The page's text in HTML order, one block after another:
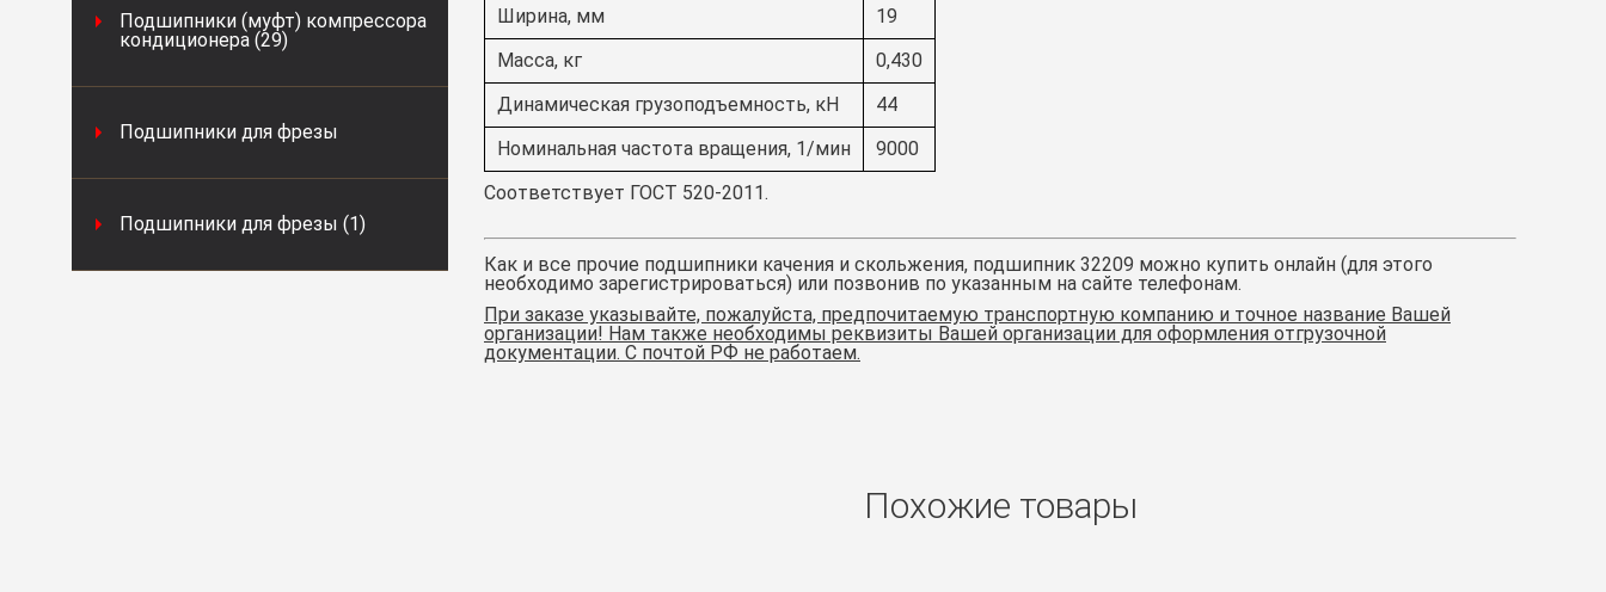
Подшипники (муфт) компрессора
кондиционера (29)
Подшипники для фрезы
Подшипники для фрезы (1)
Ширина, мм
19
Масса, кг
0,430
Динамическая грузоподъемность, кН
44
Номинальная частота вращения, 1/мин
9000
Соответствует ГОСТ 520-2011.
Как и все прочие подшипники качения и скольжения, подшипник 32209 можно купить онлайн (для этого
необходимо зарегистрироваться) или позвонив по указанным на сайте телефонам.
При заказе указывайте, пожалуйста, предпочитаемую транспортную компанию и точное название Вашей
организации! Нам также необходимы реквизиты Вашей организации для оформления отгрузочной
документации. С почтой РФ не работаем.
Похожие товары